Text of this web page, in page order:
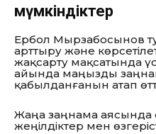
мүмкіндіктер
Ербол Мырзабосынов
арттыру және
жақсарту мақсатында
айында маңызды
қабылданғанын атап
Жаңа заңнама аясында
жеңілдіктер мен